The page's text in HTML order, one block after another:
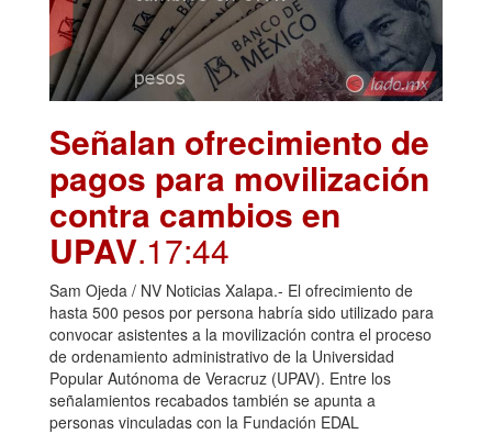
Señalan ofrecimiento de
pagos para movilización
contra cambios en
UPAV.17:44
Sam Ojeda / NV Noticias Xalapa.- El ofrecimiento de
hasta 500 pesos por persona habría sido utilizado para
convocar asistentes a la movilización contra el proceso
de ordenamiento administrativo de la Universidad
Popular Autónoma de Veracruz (UPAV). Entre los
señalamientos recabados también se apunta a
personas vinculadas con la Fundación EDAL